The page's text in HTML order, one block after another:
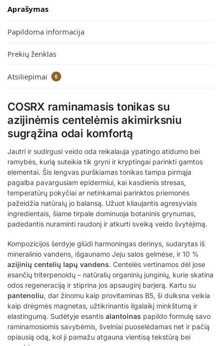
Aprašymas
Papildoma informacija
Prekių ženklas
Atsiliepimai 0
COSRX raminamasis tonikas su
azijinėmis centelėmis akimirksniu
sugrąžina odai komfortą
Jautri ir sudirgusi veido oda reikalauja ypatingo atidumo bei
ramybės, kurią suteikia tik gryni ir kryptingai parinkti gamtos
elementai. Šis lengvas purškiamas tonikas tampa pirmąja
pagalba pavargusiam epidermiui, kai kasdienis stresas,
temperatūrų pokyčiai ar netinkamai parinktos priemonės
pažeidžia natūralų jo balansą. Užuot kliaujantis agresyviais
ingredientais, šiame tirpale dominuoja botaninis grynumas,
padedantis nuraminti raudonį ir atkurti sveiką veido švytėjimą.
Kompozicijos šerdyje glūdi harmoningas derinys, sudarytas iš
mineralinio vandens, išgaunamo Jeju salos gelmėse, ir 10 %
azijinių centelių lapų vandens. Centelės vertinamos dėl jose
esančių triterpenoidų – natūralių organinių junginių, kurie skatina
odos regeneraciją ir stiprina jos apsauginį barjerą. Kartu su
pantenoliu, dar žinomu kaip provitaminas B5, ši dulksna veikia
kaip drėgmės magnetas, užtikrinantis ilgalaikį minkštumą ir
elastingumą. Sudėtyje esantis alantoinas papildo formulę savo
raminamosiomis savybėmis, švelniai puoselėdamas net ir pačią
opiausią odą, kol ji pamažu atgauna vientisą tekstūrą bei